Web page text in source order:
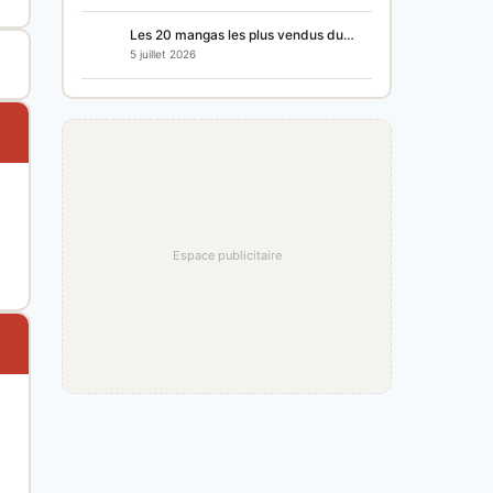
Les 20 mangas les plus vendus du…
5 juillet 2026
Espace publicitaire